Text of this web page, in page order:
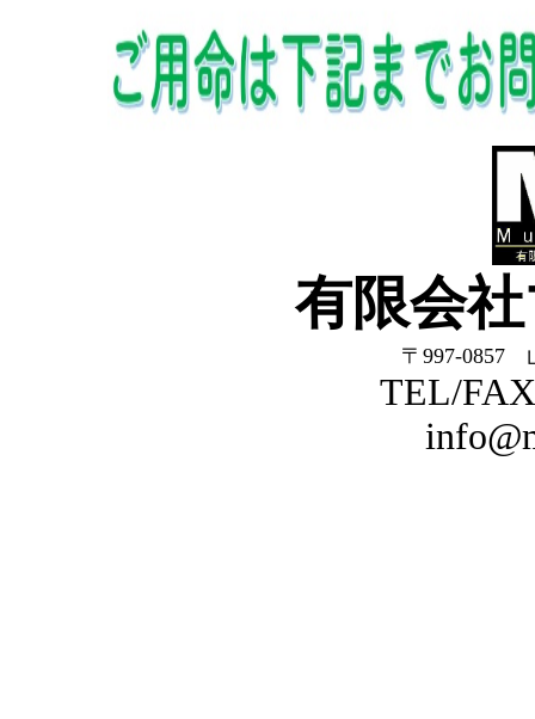
有限会
〒997-0857
TEL/